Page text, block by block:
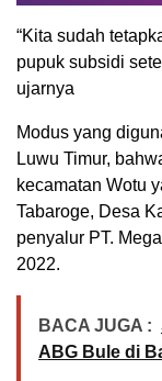
“Kita sudah
pupuk subsidi
ujarnya
Modus yang
Luwu Timur,
kecamatan Wotu
Tabaroge, Desa
penyalur PT.
2022.
BACA JUGA :
ABG Bule di